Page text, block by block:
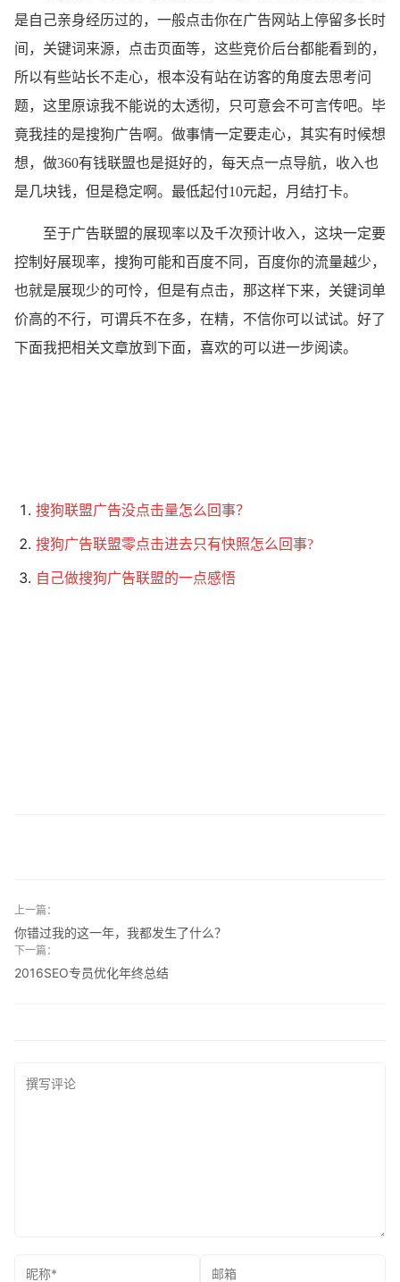
是自己亲身经历过的，一般点击你在广告网站上停留多长时
间，关键词来源，点击页面等，这些竞价后台都能看到的，
所以有些站长不走心，根本没有站在访客的角度去思考问
题，这里原谅我不能说的太透彻，只可意会不可言传吧。毕
竟我挂的是搜狗广告啊。做事情一定要走心，其实有时候想
想，做360有钱联盟也是挺好的，每天点一点导航，收入也
是几块钱，但是稳定啊。最低起付10元起，月结打卡。
至于广告联盟的展现率以及千次预计收入，这块一定要
控制好展现率，搜狗可能和百度不同，百度你的流量越少，
也就是展现少的可怜，但是有点击，那这样下来，关键词单
价高的不行，可谓兵不在多，在精，不信你可以试试。好了
下面我把相关文章放到下面，喜欢的可以进一步阅读。
搜狗联盟广告没点击量怎么回事？
搜狗广告联盟零点击进去只有快照怎么回事?
自己做搜狗广告联盟的一点感悟
上一篇：
你错过我的这一年，我都发生了什么？
下一篇：
2016SEO专员优化年终总结